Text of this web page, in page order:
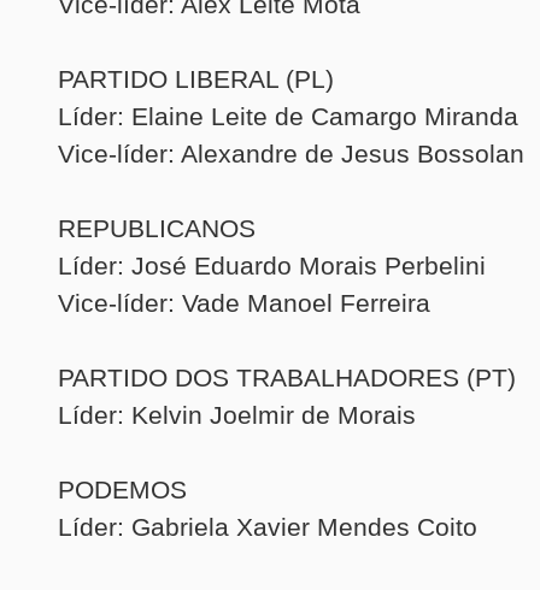
PARTIDO LIBERAL (PL)
Líder: Elaine Leite de Camargo Miranda
Vice-líder: Alexandre de Jesus Bossolan
REPUBLICANOS
Líder: José Eduardo Morais Perbelini
Vice-líder: Vade Manoel Ferreira
PARTIDO DOS TRABALHADORES (PT)
Líder: Kelvin Joelmir de Morais
PODEMOS
Líder: Gabriela Xavier Mendes Coito